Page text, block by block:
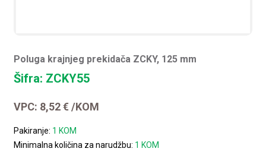
Poluga krajnjeg prekidača ZCKY, 125 mm
Šifra: ZCKY55
VPC: 8,52€ /KOM
Pakiranje: 1 KOM
Minimalna količina za narudžbu: 1 KOM